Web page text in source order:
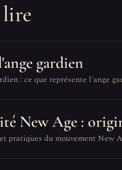
gardien
: ce que représente l'ange
New Age :
pratiques du mouvement